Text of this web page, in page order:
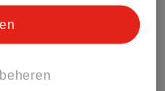
drogist. Dit betekent dat je